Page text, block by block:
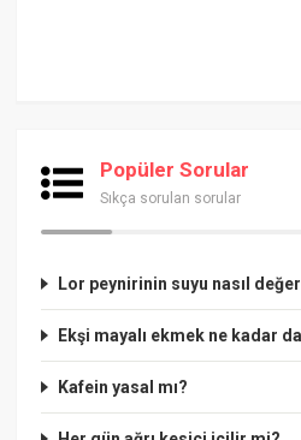
Popüler Sorular
Sıkça sorulan sorular
Lor peynirinin suyu nasıl
Ekşi mayalı ekmek ne kadar
Kafein yasal mı?